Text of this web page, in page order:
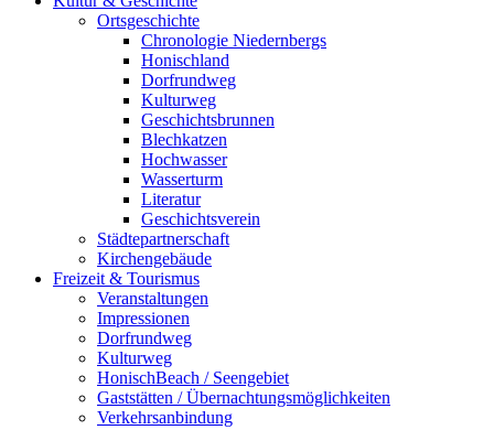
Ortsgeschichte
Chronologie Niedernbergs
Honischland
Dorfrundweg
Kulturweg
Geschichtsbrunnen
Blechkatzen
Hochwasser
Wasserturm
Literatur
Geschichtsverein
Städtepartnerschaft
Kirchengebäude
Freizeit & Tourismus
Veranstaltungen
Impressionen
Dorfrundweg
Kulturweg
HonischBeach / Seengebiet
Gaststätten / Übernachtungsmöglichkeiten
Verkehrsanbindung